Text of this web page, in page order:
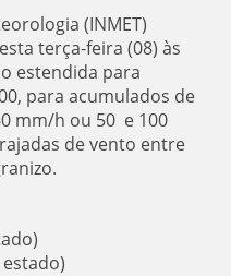
(INMET)
terça-feira (08) às
estendida para
para acumulados de
mm/h ou 50 e 100
de vento entre